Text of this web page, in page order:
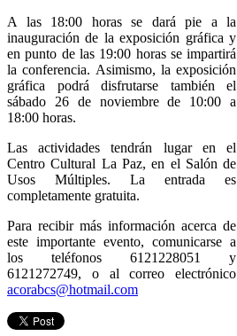
A las 18:00 horas se dará pie a la
inauguración de la exposición gráfica y
en punto de las 19:00 horas se impartirá
la conferencia. Asimismo, la exposición
gráfica podrá disfrutarse también el
sábado 26 de noviembre de 10:00 a
18:00 horas.
Las actividades tendrán lugar en el
Centro Cultural La Paz, en el Salón de
Usos Múltiples. La entrada es
completamente gratuita.
Para recibir más información acerca de
este importante evento, comunicarse a
los teléfonos 6121228051 y
6121272749, o al correo electrónico
acorabcs@hotmail.com